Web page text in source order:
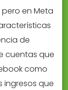
en Meta
de
cuentas que
como
ingresos que